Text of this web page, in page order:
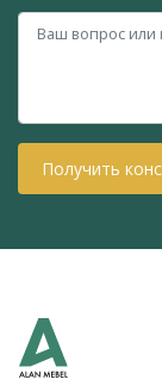
Получить